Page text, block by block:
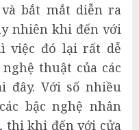
bắt mắt diễn ra
nhiên khi đến với
việc đó lại rất dễ
thuật của các
đây. Với số nhiều
bậc nghệ nhân
thi khi đến với cửa